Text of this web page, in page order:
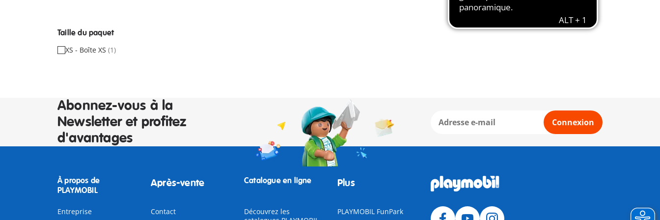
Taille du paquet
XS - Boîte XS (1)
Abonnez-vous à la
Newsletter et profitez
d'avantages
Connexion
À propos de
PLAYMOBIL
Entreprise
Après-vente
Contact
Catalogue en ligne
Découvrez les
Plus
PLAYMOBIL FunPark